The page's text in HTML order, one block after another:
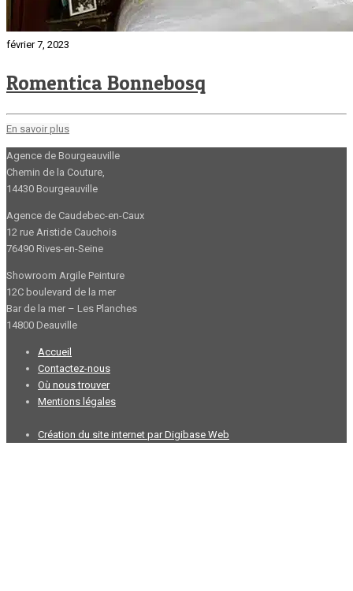
février 7, 2023
Romentica Bonnebosq
En savoir plus
Agence de Bourgeauville
Chemin de la Couture,
14430 Bourgeauville
Agence de Caudebec-en-Caux
12 rue Aristide Cauchois
76490 Rives-en-Seine
Showroom Argile Peinture
12C boulevard de la mer
Bar de la mer – Les Planches
14800 Deauville
Accueil
Contactez-nous
Où nous trouver
Mentions légales
Création du site internet par Digibase Web